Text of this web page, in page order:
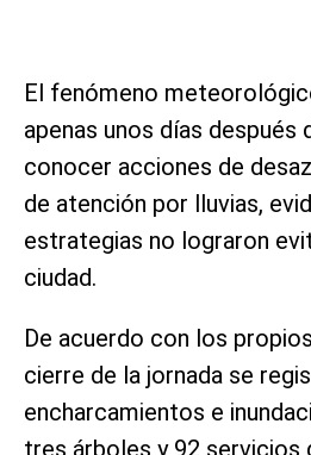
El fenómeno
apenas unos días después
conocer acciones de
de atención por lluvias,
estrategias no lograron
ciudad.
De acuerdo con los
cierre de la jornada se
encharcamientos e
tres árboles y 92 servicios